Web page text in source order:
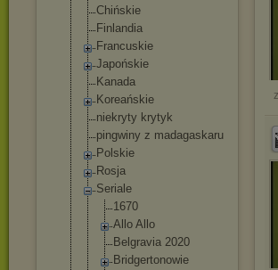
Chińskie
Finlandia
Francuskie
Japońskie
Kanada
Koreańskie
niekryty krytyk
pingwiny z madagaskaru
Polskie
Rosja
Seriale
1670
Allo Allo
Belgravia 2020
Bridgertonowie